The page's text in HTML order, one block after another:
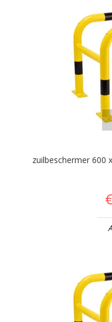
zuilbeschermer 600